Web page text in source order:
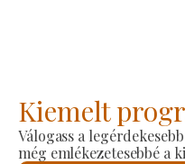
Kiemelt
Válogass a
még emlékezetesebbé a